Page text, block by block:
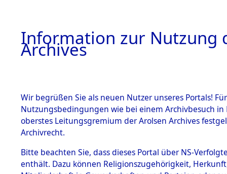
BESTÄNDE
Information zur Nutzung
Archives
Wir begrüßen Sie als neuen Nutzer unseres Portals!
Nutzungsbedingungen wie bei einem Archivbesuch
oberstes Leitungsgremium der Arolsen Archives
Archivrecht.
Bitte beachten Sie, dass dieses Portal über NS-
enthält. Dazu können Religionszugehörigkeit,